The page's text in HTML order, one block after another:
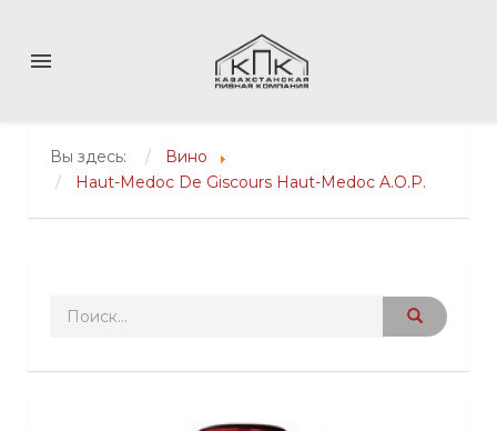
menu
Вы здесь:
Вино
Haut-Medoc De Giscours Haut-Medoc A.O.P.